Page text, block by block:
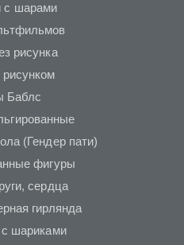
с шарами
рисунка
Баблс
(Гендер пати)
фигуры
сердца
гирлянда
шариками